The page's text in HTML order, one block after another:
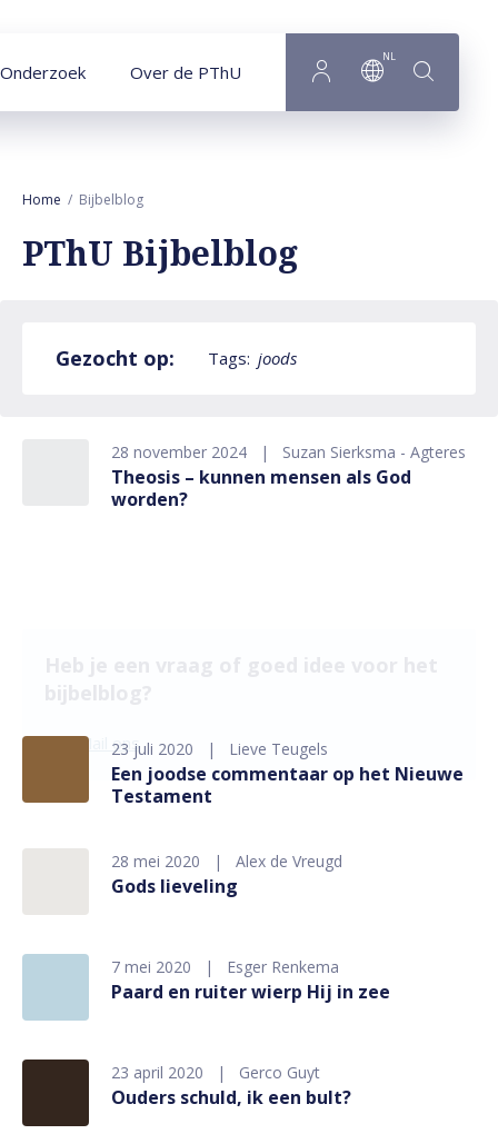
Onderzoek Over de PThU
NL
Home Bijbelblog
PThU Bijbelblog
Gezocht op: Tags: joods
28 november 2024 Suzan Sierksma - Agteres
Theosis – kunnen mensen als God
worden?
Mail ons23 juli 2020 Lieve Teugels
Een joodse commentaar op het Nieuwe
Testament
28 mei 2020 Alex de Vreugd
Gods lieveling
7 mei 2020 Esger Renkema
Paard en ruiter wierp Hij in zee
23 april 2020 Gerco Guyt
Ouders schuld, ik een bult?